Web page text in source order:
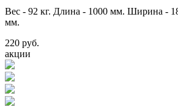
Вес - 92 кг. Длина - 1000 мм. Ширина -
мм.
220 руб.
акции